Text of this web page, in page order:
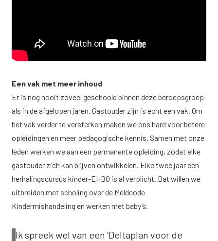
Een vak met meer inhoud
Er is nog nooit zoveel geschoold binnen deze beroepsgroep
als in de afgelopen jaren. Gastouder zijn is echt een vak. Om
het vak verder te versterken maken we ons hard voor betere
opleidingen en meer pedagogische kennis. Samen met onze
leden werken we aan een permanente opleiding, zodat elke
gastouder zich kan blijven ontwikkelen. Elke twee jaar een
herhalingscursus kinder-EHBO is al verplicht. Dat willen we
uitbreiden met scholing over de Meldcode
Kindermishandeling en werken met baby’s.
Ik spreek wel van een ‘Deltaplan voor de